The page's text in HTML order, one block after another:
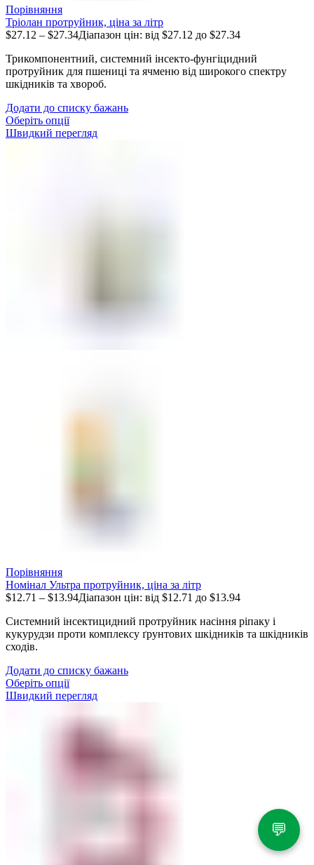
Порівняння
Тріолан протруйник, ціна за літр
$27.12 – $27.34Діапазон цін: від $27.12 до $27.34
Трикомпонентний, системний інсекто-фунгіцидний
протруйник для пшениці та ячменю від широкого спектру
шкідників та хвороб.
Додати до списку бажань
Оберіть опції
Швидкий перегляд
Порівняння
Номінал Ультра протруйник, ціна за літр
$12.71 – $13.94Діапазон цін: від $12.71 до $13.94
Системний інсектицидний протруйник насіння ріпаку і
кукурудзи проти комплексу ґрунтових шкідників та шкідників
сходів.
Додати до списку бажань
Оберіть опції
Швидкий перегляд
💬